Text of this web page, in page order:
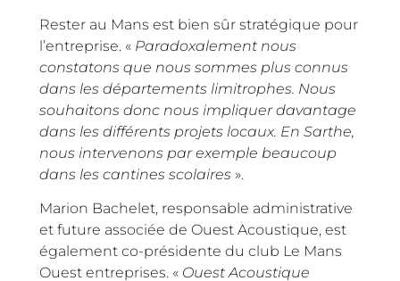
Rester au Mans est bien sûr stratégique pour
l’entreprise. « Paradoxalement nous
constatons que nous sommes plus connus
dans les départements limitrophes. Nous
souhaitons donc nous impliquer davantage
dans les différents projets locaux. En Sarthe,
nous intervenons par exemple beaucoup
dans les cantines scolaires ».
Marion Bachelet, responsable administrative
et future associée de Ouest Acoustique, est
également co-présidente du club Le Mans
Ouest entreprises. « Ouest Acoustique